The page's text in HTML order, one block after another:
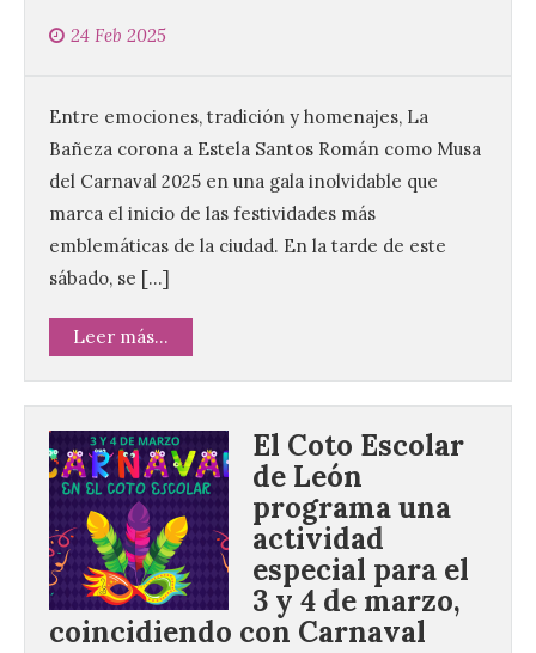
24 Feb 2025
Entre emociones, tradición y homenajes, La
Bañeza corona a Estela Santos Román como Musa
del Carnaval 2025 en una gala inolvidable que
marca el inicio de las festividades más
emblemáticas de la ciudad. En la tarde de este
sábado, se […]
Leer más...
El Coto Escolar
de León
programa una
actividad
especial para el
3 y 4 de marzo,
coincidiendo con Carnaval